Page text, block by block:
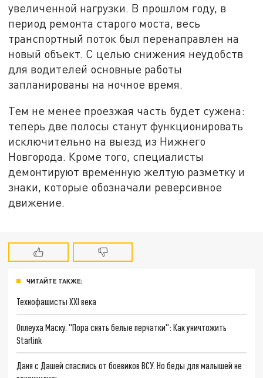
увеличенной нагрузки. В прошлом году, в
период ремонта старого моста, весь
транспортный поток был перенаправлен на
новый объект. С целью снижения неудобств
для водителей основные работы
запланированы на ночное время.
Тем не менее проезжая часть будет сужена:
теперь две полосы станут функционировать
исключительно на выезд из Нижнего
Новгорода. Кроме того, специалисты
демонтируют временную желтую разметку и
знаки, которые обозначали реверсивное
движение.
ЧИТАЙТЕ ТАКЖЕ:
Технофашисты XXI века
Оплеуха Маску. "Пора снять белые перчатки": Как уничтожить
Starlink
Даня с Дашей спаслись от боевиков ВСУ. Но беды для малышей не